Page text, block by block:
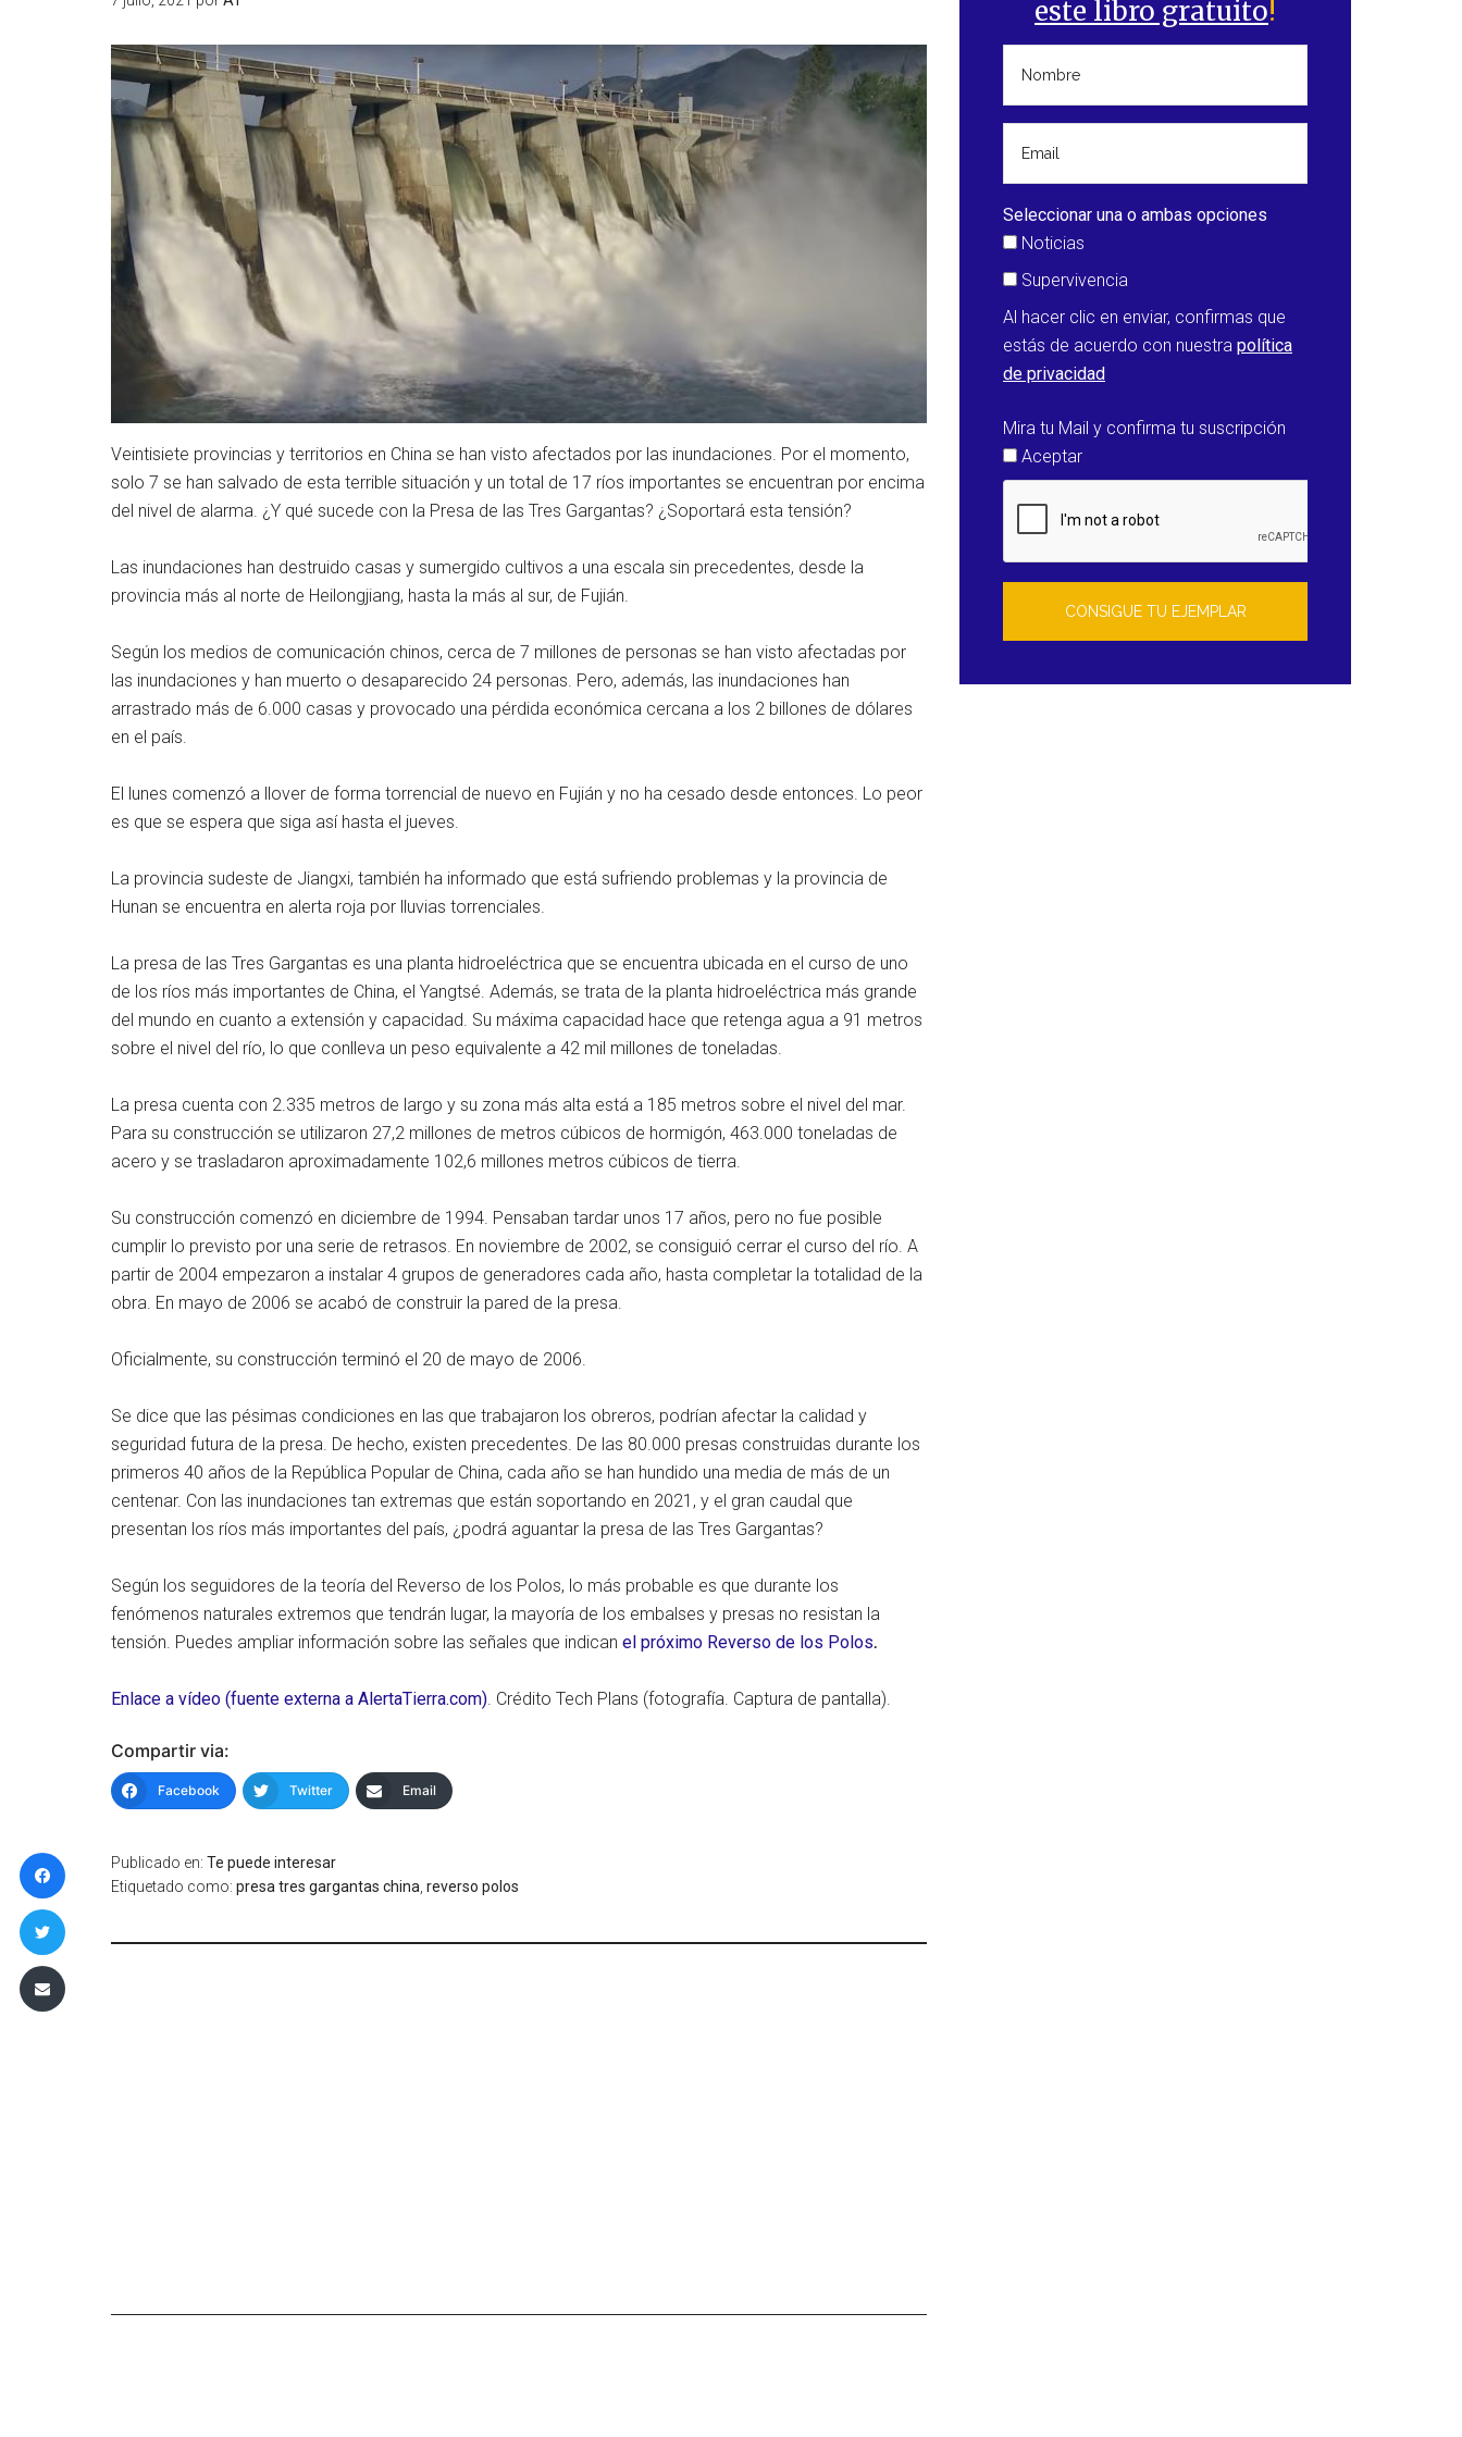
Veintisiete provincias y territorios en China se han visto afectados por las inundaciones. Por el momento,
solo 7 se han salvado de esta terrible situación y un total de 17 ríos importantes se encuentran por encima
del nivel de alarma. ¿Y qué sucede con la Presa de las Tres Gargantas? ¿Soportará esta tensión?
Las inundaciones han destruido casas y sumergido cultivos a una escala sin precedentes, desde la
provincia más al norte de Heilongjiang, hasta la más al sur, de Fujián.
Según los medios de comunicación chinos, cerca de 7 millones de personas se han visto afectadas por
las inundaciones y han muerto o desaparecido 24 personas. Pero, además, las inundaciones han
arrastrado más de 6.000 casas y provocado una pérdida económica cercana a los 2 billones de dólares
en el país.
El lunes comenzó a llover de forma torrencial de nuevo en Fujián y no ha cesado desde entonces. Lo peor
es que se espera que siga así hasta el jueves.
La provincia sudeste de Jiangxi, también ha informado que está sufriendo problemas y la provincia de
Hunan se encuentra en alerta roja por lluvias torrenciales.
La presa de las Tres Gargantas es una planta hidroeléctrica que se encuentra ubicada en el curso de uno
de los ríos más importantes de China, el Yangtsé. Además, se trata de la planta hidroeléctrica más grande
del mundo en cuanto a extensión y capacidad. Su máxima capacidad hace que retenga agua a 91 metros
sobre el nivel del río, lo que conlleva un peso equivalente a 42 mil millones de toneladas.
La presa cuenta con 2.335 metros de largo y su zona más alta está a 185 metros sobre el nivel del mar.
Para su construcción se utilizaron 27,2 millones de metros cúbicos de hormigón, 463.000 toneladas de
acero y se trasladaron aproximadamente 102,6 millones metros cúbicos de tierra.
Su construcción comenzó en diciembre de 1994. Pensaban tardar unos 17 años, pero no fue posible
cumplir lo previsto por una serie de retrasos. En noviembre de 2002, se consiguió cerrar el curso del río. A
partir de 2004 empezaron a instalar 4 grupos de generadores cada año, hasta completar la totalidad de la
obra. En mayo de 2006 se acabó de construir la pared de la presa.
Oficialmente, su construcción terminó el 20 de mayo de 2006.
Se dice que las pésimas condiciones en las que trabajaron los obreros, podrían afectar la calidad y
seguridad futura de la presa. De hecho, existen precedentes. De las 80.000 presas construidas durante los
primeros 40 años de la República Popular de China, cada año se han hundido una media de más de un
centenar. Con las inundaciones tan extremas que están soportando en 2021, y el gran caudal que
presentan los ríos más importantes del país, ¿podrá aguantar la presa de las Tres Gargantas?
Según los seguidores de la teoría del Reverso de los Polos, lo más probable es que durante los
fenómenos naturales extremos que tendrán lugar, la mayoría de los embalses y presas no resistan la
tensión. Puedes ampliar información sobre las señales que indican el próximo Reverso de los Polos.
Enlace a vídeo (fuente externa a AlertaTierra.com). Crédito Tech Plans (fotografía. Captura de pantalla).
Compartir via:
Facebook Twitter Email
Publicado en: Te puede interesar
Etiquetado como: presa tres gargantas china reverso polos
este libro gratuito!
Seleccionar una o ambas opciones
Noticias
Supervivencia
Al hacer clic en enviar, confirmas que
estás de acuerdo con nuestra política
de privacidad
Mira tu Mail y confirma tu suscripción
Aceptar